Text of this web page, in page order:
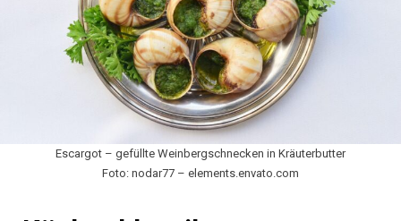
Escargot – gefüllte Weinbergschnecken in Kräuterbutter
Foto: nodar77 – elements.envato.com